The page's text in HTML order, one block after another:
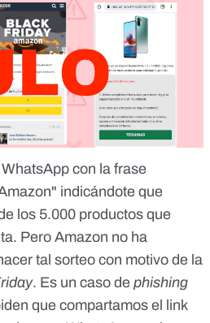
con la frase
indicándote que
los 5.000 productos que
PeroAmazon no ha
tal sorteo con motivo de la
. Es un caso de phishing
que compartamos el link